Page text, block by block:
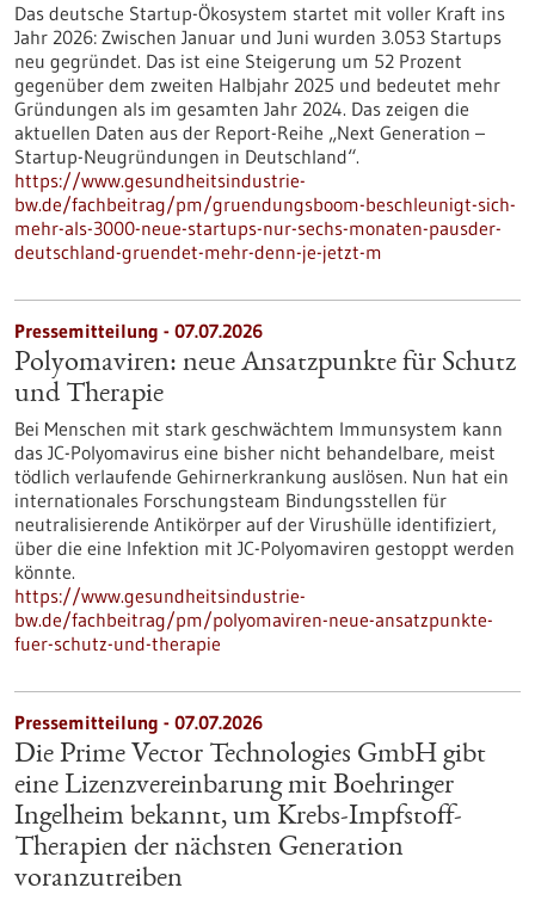
Das deutsche Startup-Ökosystem startet mit voller Kraft ins
Jahr 2026: Zwischen Januar und Juni wurden 3.053 Startups
neu gegründet. Das ist eine Steigerung um 52 Prozent
gegenüber dem zweiten Halbjahr 2025 und bedeutet mehr
Gründungen als im gesamten Jahr 2024. Das zeigen die
aktuellen Daten aus der Report-Reihe „Next Generation –
Startup-Neugründungen in Deutschland“.
https://www.gesundheitsindustrie-
bw.de/fachbeitrag/pm/gruendungsboom-beschleunigt-sich-
mehr-als-3000-neue-startups-nur-sechs-monaten-pausder-
deutschland-gruendet-mehr-denn-je-jetzt-m
Pressemitteilung - 07.07.2026
Polyomaviren: neue Ansatzpunkte für Schutz
und Therapie
Bei Menschen mit stark geschwächtem Immunsystem kann
das JC-Polyomavirus eine bisher nicht behandelbare, meist
tödlich verlaufende Gehirnerkrankung auslösen. Nun hat ein
internationales Forschungsteam Bindungsstellen für
neutralisierende Antikörper auf der Virushülle identifiziert,
über die eine Infektion mit JC-Polyomaviren gestoppt werden
könnte.
https://www.gesundheitsindustrie-
bw.de/fachbeitrag/pm/polyomaviren-neue-ansatzpunkte-
fuer-schutz-und-therapie
Pressemitteilung - 07.07.2026
Die Prime Vector Technologies GmbH gibt
eine Lizenzvereinbarung mit Boehringer
Ingelheim bekannt, um Krebs-Impfstoff-
Therapien der nächsten Generation
voranzutreiben